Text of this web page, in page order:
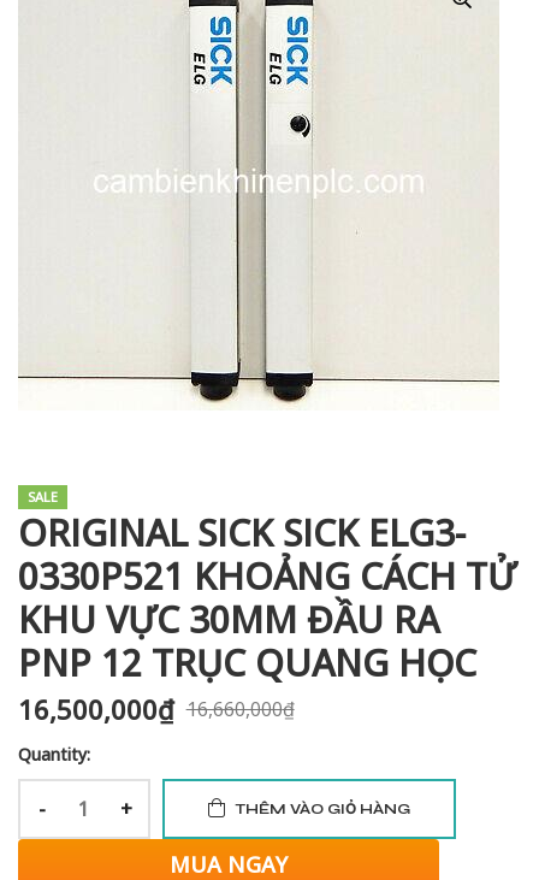
SALE
ORIGINAL SICK SICK ELG3-
0330P521 KHOẢNG CÁCH TỬ
KHU VỰC 30MM ĐẦU RA
PNP 12 TRỤC QUANG HỌC
16,660,000₫
16,500,000₫
Quantity:
- + THÊM VÀO GIỎ HÀNG
MUA NGAY